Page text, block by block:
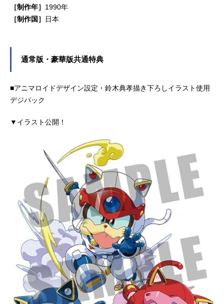
［制作年］ 1990年
［制作国］
日本
通常版・豪華版共通特典
■アニマロイドデザイン設定・鈴木典孝描き下ろしイラスト使用
デジパック
▼イラスト公開！